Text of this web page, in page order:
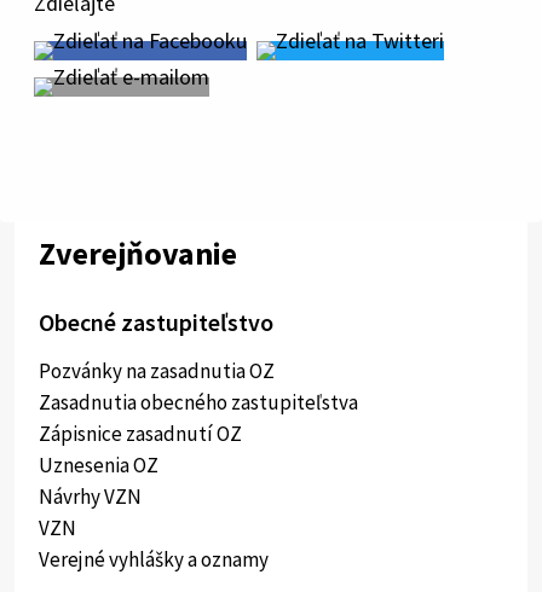
Zverejňovanie
Obecné zastupiteľstvo
Pozvánky na zasadnutia OZ
Zasadnutia obecného zastupiteľstva
Zápisnice zasadnutí OZ
Uznesenia OZ
Návrhy VZN
VZN
Verejné vyhlášky a oznamy